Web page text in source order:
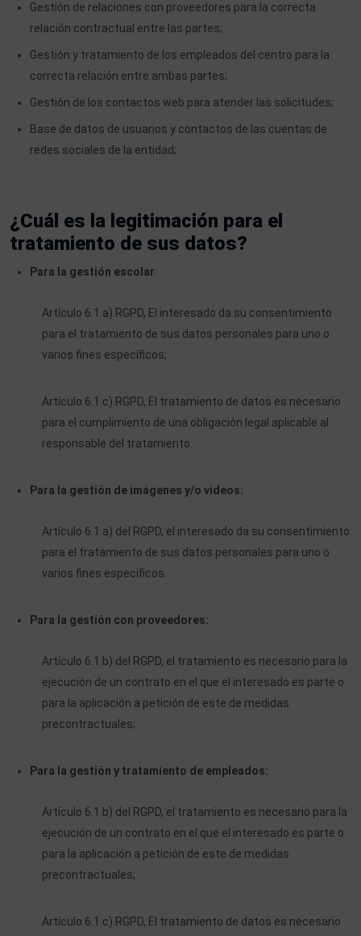
Gestión de relaciones con proveedores para la correcta
relación contractual entre las partes;
Gestión y tratamiento de los empleados del centro para la
correcta relación entre ambas partes;
Gestión de los contactos web para atender las solicitudes;
Base de datos de usuarios y contactos de las cuentas de
redes sociales de la entidad;
¿Cuál es la legitimación para el
tratamiento de sus datos?
Para la gestión escolar:
Artículo 6.1.a) RGPD, El interesado da su consentimiento
para el tratamiento de sus datos personales para uno o
varios fines específicos;
Artículo 6.1.c) RGPD, El tratamiento de datos es necesario
para el cumplimiento de una obligación legal aplicable al
responsable del tratamiento.
Para la gestión de imágenes y/o videos:
Artículo 6.1.a) del RGPD, el interesado da su consentimiento
para el tratamiento de sus datos personales para uno o
varios fines específicos.
Para la gestión con proveedores:
Artículo 6.1.b) del RGPD, el tratamiento es necesario para la
ejecución de un contrato en el que el interesado es parte o
para la aplicación a petición de este de medidas
precontractuales;
Para la gestión y tratamiento de empleados:
Artículo 6.1.b) del RGPD, el tratamiento es necesario para la
ejecución de un contrato en el que el interesado es parte o
para la aplicación a petición de este de medidas
precontractuales;
Artículo 6.1.c) RGPD, El tratamiento de datos es necesario